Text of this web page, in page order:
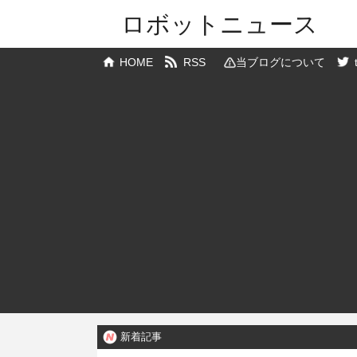
ロボットニュース
HOME RSS 当ブログについて
新着記事